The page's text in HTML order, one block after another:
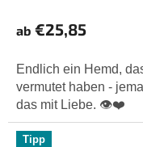
Produktbewertung
5,0
von
5
Sternen.
ab €25,85
Endlich ein Hemd,
vermutet haben -
das mit Liebe. 👁️❤️
Tipp